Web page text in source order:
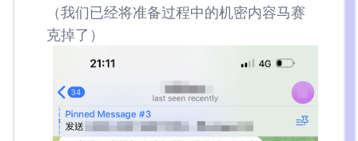
（我们已经将准备过程中的机密内容马赛
克掉了）